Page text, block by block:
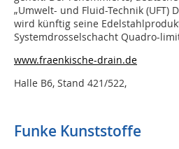
„Umwelt- und Fluid-Technik (UFT)
wird künftig seine
Systemdrosselschacht Quadro-
www.fraenkische-drain.de
Halle B6, Stand 421/522,
Funke Kunststoffe